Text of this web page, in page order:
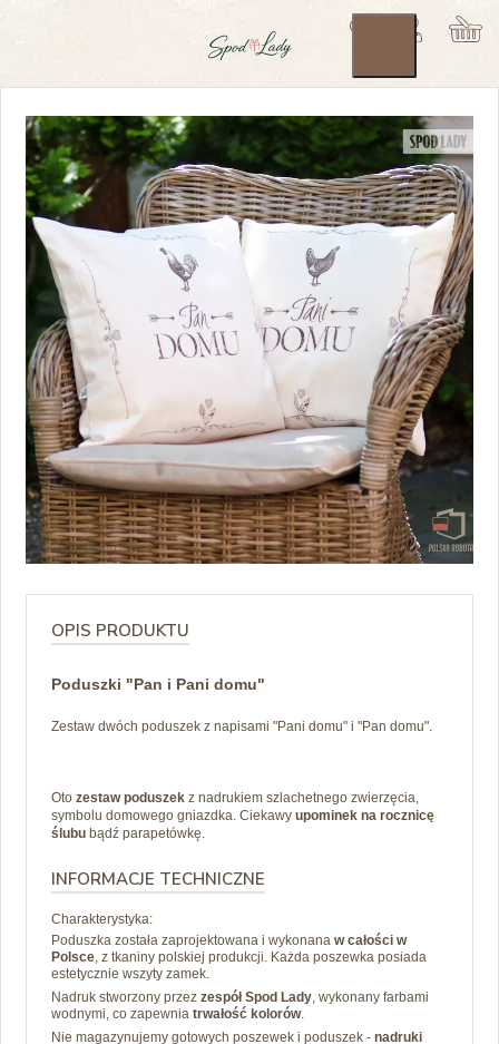
OPIS PRODUKTU
Poduszki "Pan i Pani domu"
Zestaw dwóch poduszek z napisami "Pani domu" i "Pan domu".
Oto zestaw poduszek z nadrukiem szlachetnego zwierzęcia,
symbolu domowego gniazdka. Ciekawy upominek na rocznicę
ślubu bądź parapetówkę.
INFORMACJE TECHNICZNE
Charakterystyka:
Poduszka została zaprojektowana i wykonana w całości w
Polsce, z tkaniny polskiej produkcji. Każda poszewka posiada
estetycznie wszyty zamek.
Nadruk stworzony przez zespół Spod Lady, wykonany farbami
wodnymi, co zapewnia trwałość kolorów.
Nie magazynujemy gotowych poszewek i poduszek - nadruki